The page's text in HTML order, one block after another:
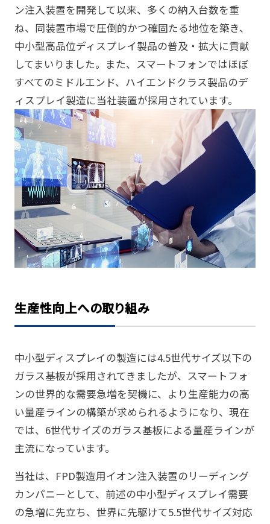
ン注入装置を開発して以来、多くの納入台数を重
ね、同装置市場で圧倒的かつ確固たる地位を築き、
中小型高品位ディスプレイ製品の普及・拡大に貢献
してまいりました。また、スマートフォンではほぼ
すべてのミドルエンド、ハイエンドクラス製品のデ
ィスプレイ製造に当社装置が採用されています。
生産性向上への取り組み
中小型ディスプレイの製造には4.5世代サイズ以下の
ガラス基板が採用されてきましたが、スマートフォ
ンの世界的な需要急増を契機に、より生産能力の高
い量産ラインの構築が求められるようになり、現在
では、6世代サイズのガラス基板による量産ラインが
主流になっています。
当社は、FPD製造用イオン注入装置のリーディング
カンパニーとして、前述の中小型ディスプレイ需要
の急増に先立ち、世界に先駆けて5.5世代サイズ対応